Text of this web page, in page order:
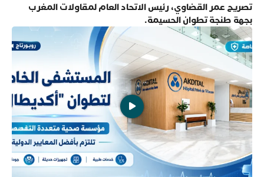
تصريح عمر القضاوي، رئيس الاتحاد العام لمقاولات المغرب
بجهة طنجة تطوان الحسيمة.